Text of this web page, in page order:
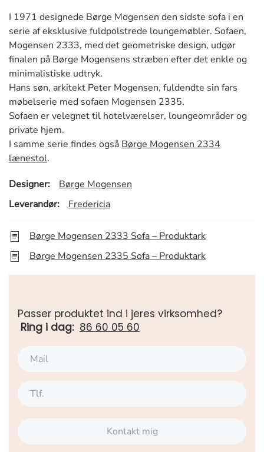
I 1971 designede Børge Mogensen den sidste sofa i en
serie af eksklusive fuldpolstrede loungemøbler. Sofaen,
Mogensen 2333, med det geometriske design, udgør
finalen på Børge Mogensens stræben efter det enkle og
minimalistiske udtryk.
Hans søn, arkitekt Peter Mogensen, fuldendte sin fars
møbelserie med sofaen Mogensen 2335.
Sofaen er velegnet til hotelværelser, loungeområder og
private hjem.
I samme serie findes også Børge Mogensen 2334
lænestol.
Designer:
Børge Mogensen
Leverandør:
Fredericia
Børge Mogensen 2333 Sofa – Produktark
Børge Mogensen 2335 Sofa – Produktark
Passer produktet ind i jeres virksomhed?
Ring i dag: 86 60 05 60
Kontakt mig